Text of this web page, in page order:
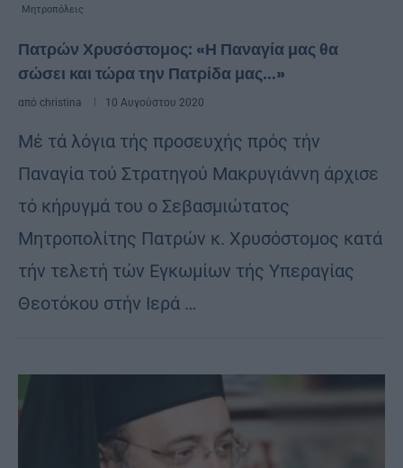
Μητροπόλεις
Πατρών Χρυσόστομος: «Η Παναγία μας θα
σώσει και τώρα την Πατρίδα μας…»
από christina 10 Αυγούστου 2020
Mέ τά λόγια τής προσευχής πρός τήν
Παναγία τού Στρατηγού Μακρυγιάννη άρχισε
τό κήρυγμά του ο Σεβασμιώτατος
Μητροπολίτης Πατρών κ. Χρυσόστομος κατά
τήν τελετή τών Εγκωμίων τής Υπεραγίας
Θεοτόκου στήν Ιερά …